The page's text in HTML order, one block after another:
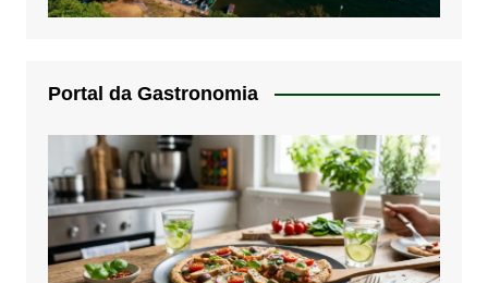
Portal da Gastronomia